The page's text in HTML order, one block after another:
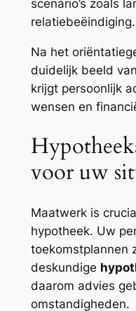
scenario’s zoals
relatiebeëindiging.
Na het
duidelijk beeld
krijgt persoonlijk
wensen en
voor uw
Maatwerk is
hypotheek. Uw
toekomstplannen
deskundige
daarom advies
omstandigheden.